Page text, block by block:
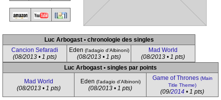
Luc Arbogast • chronologie des singles
Cancion Sefaradi
(08/2013 • 1 pts)
Eden (l'adagio d'Albinoni)
(08/2013 • 1 pts)
Mad World
(08/2013 • 1 pts)
Luc Arbogast • singles par points
Mad World
(08/2013 • 1 pts)
Eden (l'adagio d'Albinoni)
(08/2013 • 1 pts)
Game of Thrones (Main
Title Theme)
(09/2014 • 1 pts)